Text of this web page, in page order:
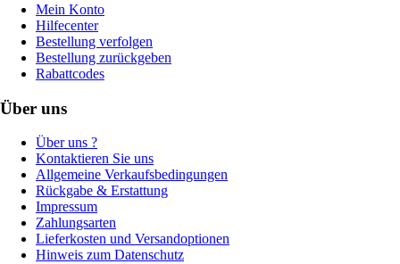
Mein Konto
Hilfecenter
Bestellung verfolgen
Bestellung zurückgeben
Rabattcodes
Über uns
Über uns ?
Kontaktieren Sie uns
Allgemeine Verkaufsbedingungen
Rückgabe & Erstattung
Impressum
Zahlungsarten
Lieferkosten und Versandoptionen
Hinweis zum Datenschutz